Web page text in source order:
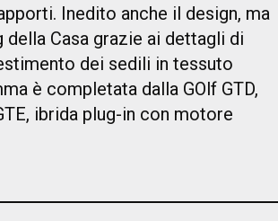
Inedito anche il design, ma
Casa grazie ai dettagli di
dei sedili in tessuto
è completata dalla GOlf GTD,
ibrida plug-in con motore